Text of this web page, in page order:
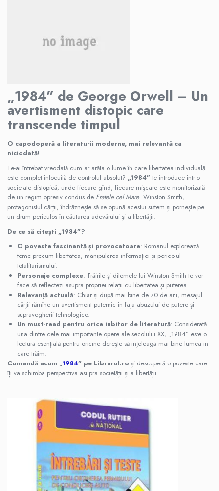
Literatura de divertisment
Poezie, teatru
Publicistica, eseu
Romance
Science Fiction
Young adult
Filologie, Filosofie
Filologie
Filosofie
Filosofie, Stiinte
Gastronomie
Alimentatie vegetariana
Arte si tehnici culinare
Bauturi si cocktailuri
Bucatari celebri
Carti de bucate
Conservarea si pastrarea alimentelor
Ghiduri de calatorie, harti
Ghiduri de calatorie
Hobby, timp liber
Animale de companie
Carti de colorat pentru adulti
Casa, gradina
Hobby
Invatamant superior
Cursuri universitare
Biografii, memorii si jurnale
Istoria comunismului
Istoria romanilor
„1984” de George Orwell – Un
avertisment distopic care
transcende timpul
O capodoperă a literaturii moderne, mai relevantă ca
niciodată!
Te-ai întrebat vreodată cum ar arăta o lume în care libertatea individuală
este complet înlocuită de controlul absolut? „1984” te introduce într-o
societate distopică, unde fiecare gînd, fiecare mișcare este monitorizată
de un regim opresiv condus de Fratele cel Mare. Winston Smith,
protagonistul cărții, îndrăznește să se opună acestui sistem și pornește pe
un drum periculos în căutarea adevărului și a libertății.
De ce să citești „1984”?
O poveste fascinantă și provocatoare: Romanul explorează
teme precum libertatea, manipularea informației și pericolul
totalitarismului.
Personaje complexe: Trăirile și dilemele lui Winston Smith te vor
face să reflectezi asupra propriei relații cu libertatea și puterea.
Relevanță actuală: Chiar și după mai bine de 70 de ani, mesajul
cărții rămîne un avertisment puternic în fața abuzului de putere și
supravegherii tehnologice.
Un must-read pentru orice iubitor de literatură: Considerată
una dintre cele mai importante opere ale secolului XX, „1984” este o
lectură esențială pentru oricine dorește să înțeleagă mai bine lumea în
care trăim.
Comandă acum „1984” pe Librarul.ro și descoperă o poveste care
îți va schimba perspectiva asupra societății și a libertății.